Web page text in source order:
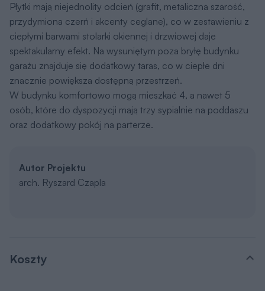
Płytki mają niejednolity odcień (grafit, metaliczna szarość,
przydymiona czerń i akcenty ceglane), co w zestawieniu z
ciepłymi barwami stolarki okiennej i drzwiowej daje
spektakularny efekt. Na wysuniętym poza bryłę budynku
garażu znajduje się dodatkowy taras, co w ciepłe dni
znacznie powiększa dostępną przestrzeń.
W budynku komfortowo mogą mieszkać 4, a nawet 5
osób, które do dyspozycji mają trzy sypialnie na poddaszu
oraz dodatkowy pokój na parterze.
Autor Projektu
arch. Ryszard Czapla
Koszty